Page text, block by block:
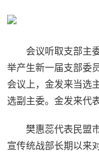
会议听取支部主
举产生新一届支部委
会议上，金发来当选
选副主委。金发来代
樊惠蕊代表民盟
宣传统战部长期以来